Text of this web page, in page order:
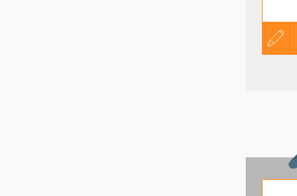
עדכון